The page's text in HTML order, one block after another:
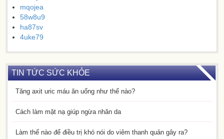
mqojea
58w8u9
ha87sv
4uke79
TIN TỨC SỨC KHỎE
Tăng axit uric máu ăn uống như thế nào?
Cách làm mặt nạ giúp ngừa nhăn da
Làm thế nào để điều trị khó nói do viêm thanh quản gây ra?